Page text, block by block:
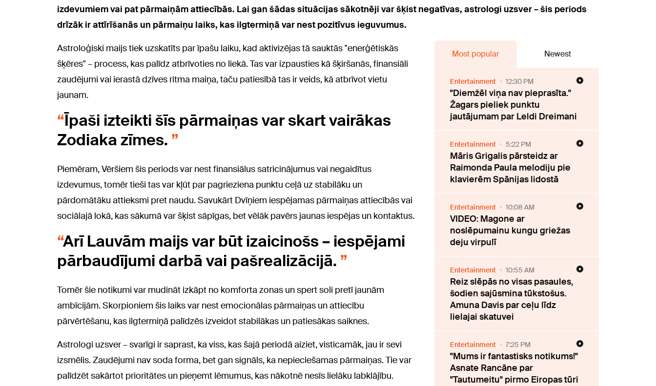
izdevumiem vai pat pārmaiņām attiecībās. Lai gan šādas situācijas sākotnēji var šķist negatīvas, astrologi uzsver – šis periods
drīzāk ir attīrīšanās un pārmaiņu laiks, kas ilgtermiņā var nest pozitīvus ieguvumus.
Astroloģiski maijs tiek uzskatīts par īpašu laiku, kad aktivizējas tā sauktās "enerģētiskās
šķēres" – process, kas palīdz atbrīvoties no liekā. Tas var izpausties kā šķiršanās, finansiāli
zaudējumi vai ierastā dzīves ritma maiņa, taču patiesībā tas ir veids, kā atbrīvot vietu
jaunam.
Īpaši izteikti šīs pārmaiņas var skart vairākas
Zodiaka zīmes.
Piemēram, Vēršiem šis periods var nest finansiālus satricinājumus vai negaidītus
izdevumus, tomēr tieši tas var kļūt par pagrieziena punktu ceļā uz stabilāku un
pārdomātāku attieksmi pret naudu. Savukārt Dvīņiem iespējamas pārmaiņas attiecībās vai
sociālajā lokā, kas sākumā var šķist sāpīgas, bet vēlāk pavērs jaunas iespējas un kontaktus.
Arī Lauvām maijs var būt izaicinošs – iespējami
pārbaudījumi darbā vai pašrealizācijā.
Tomēr šie notikumi var mudināt izkāpt no komforta zonas un spert soli pretī jaunām
ambīcijām. Skorpioniem šis laiks var nest emocionālas pārmaiņas un attiecību
pārvērtēšanu, kas ilgtermiņā palīdzēs izveidot stabilākas un patiesākas saiknes.
Astrologi uzsver – svarīgi ir saprast, ka viss, kas šajā periodā aiziet, visticamāk, jau ir sevi
izsmēlis. Zaudējumi nav soda forma, bet gan signāls, ka nepieciešamas pārmaiņas. Tie var
palīdzēt sakārtot prioritātes un pieņemt lēmumus, kas nākotnē nesīs lielāku labklājību.
Most popular Newest
Entertainment 12:30 PM
"Diemžēl viņa nav pieprasīta."
Žagars pieliek punktu
jautājumam par Leldi Dreimani
Entertainment 5:22 PM
Māris Grigalis pārsteidz ar
Raimonda Paula melodiju pie
klavierēm Spānijas lidostā
Entertainment 10:08 AM
VIDEO: Magone ar
noslēpumainu kungu griežas
deju virpulī
Entertainment 10:55 AM
Reiz slēpās no visas pasaules,
šodien sajūsmina tūkstošus.
Amuna Davis par ceļu līdz
lielajai skatuvei
Entertainment 7:25 PM
"Mums ir fantastisks notikums!"
Asnate Rancāne par
"Tautumeitu" pirmo Eiropas tūri